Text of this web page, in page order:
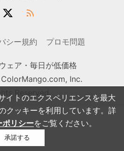
イトのエクスペリエンスを最大
クッキーを利用しています。詳
ポリシーをご覧ください。
承諾する
シー規約 プロモ問題
ェア・毎日が低価格
Inc.
Reserved.